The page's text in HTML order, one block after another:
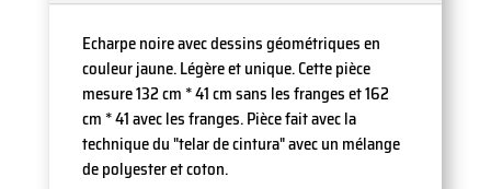
Echarpe noire avec dessins géométriques en
couleur jaune. Légère et unique. Cette pièce
mesure 132 cm * 41 cm sans les franges et 162
cm * 41 avec les franges. Pièce fait avec la
technique du "telar de cintura" avec un mélange
de polyester et coton.